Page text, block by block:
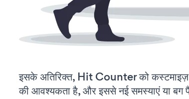
इसके अतिरिक्त, Hit Counter को
की आवश्यकता है, और इससे नई समस्याएं या बग